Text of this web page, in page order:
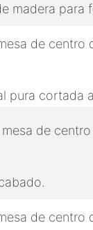
madera
pura cortada